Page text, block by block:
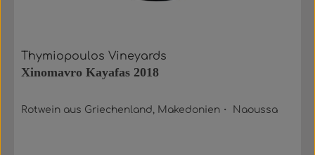
Thymiopoulos Vineyards
Xinomavro Kayafas 2018
Rotwein aus Griechenland, Makedonien・ Naoussa